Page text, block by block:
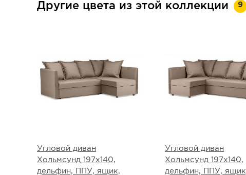
Другие цвета из этой коллекции 9
Угловой диван
Хольмсунд 197х140,
дельфин, ППУ, ящик,
Угловой диван
Хольмсунд 197х140,
дельфин, ППУ, ящик,